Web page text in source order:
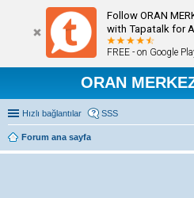
Follow ORAN
with Tapatalk for
FREE - on Google
ORAN
Hızlı bağlantılar SSS
Forum ana sayfa